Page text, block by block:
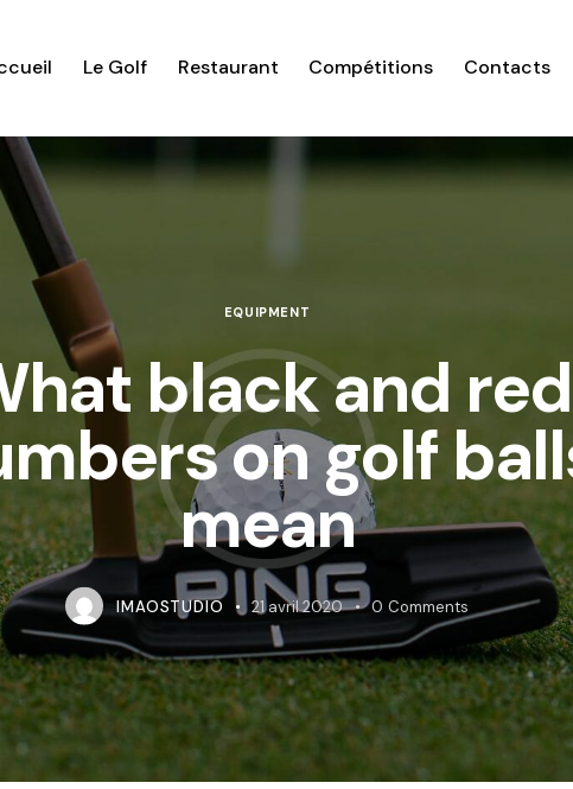
Le Golf Restaurant Compétitions Contacts
EQUIPMENT
black and red
on golf
mean
IMAOSTUDIO 21 avril 2020 0 Comments